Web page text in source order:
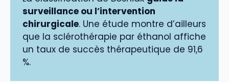
surveillance ou l’intervention
chirurgicale. Une étude montre d’ailleurs
que la sclérothérapie par éthanol affiche
un taux de succès thérapeutique de 91,6
%.